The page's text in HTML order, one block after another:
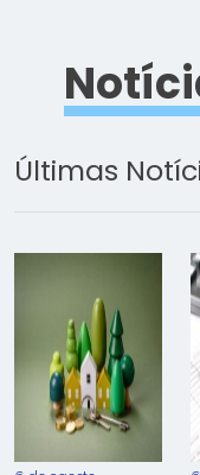
Últimas